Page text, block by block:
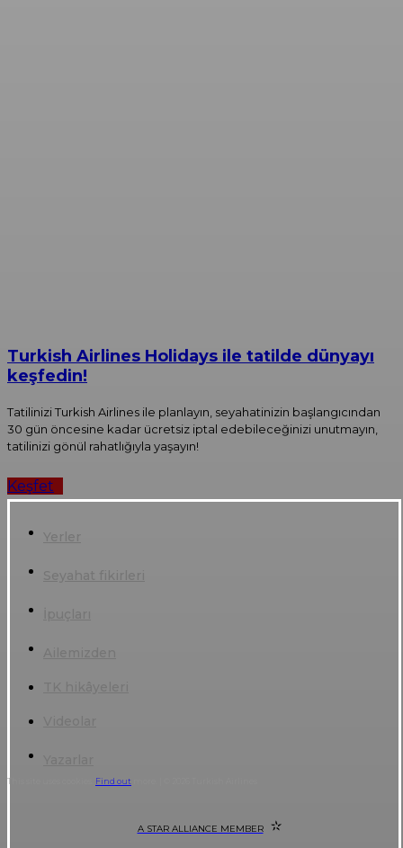
Turkish Airlines Holidays ile tatilde dünyayı
keşfedin!
Tatilinizi Turkish Airlines ile planlayın, seyahatinizin başlangıcından
30 gün öncesine kadar ücretsiz iptal edebileceğinizi unutmayın,
tatilinizi gönül rahatlığıyla yaşayın!
Keşfet
Yerler
Seyahat fikirleri
This site uses cookies. Find out
A STAR ALLIANCE MEMBER